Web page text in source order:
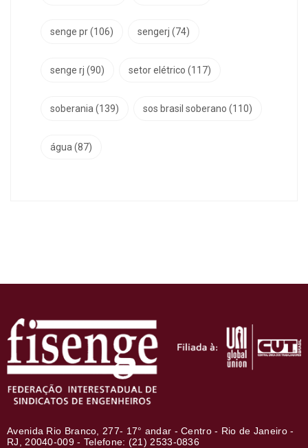
senge pr(106) sengerj (74)
senge rj (90) setor elétrico (117)
soberania(139) sos brasil soberano (110)
água(87)
Avenida Rio Branco, 277- 17° andar - Centro - Rio de Janeiro -
RJ, 20040-009 - Telefone: (21) 2533-0836